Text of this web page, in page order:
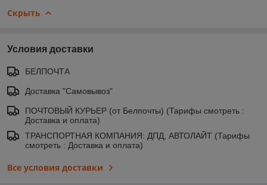
Скрыть
Условия доставки
БЕЛПОЧТА
Доставка "Самовывоз"
ПОЧТОВЫЙ КУРЬЕР (от Белпочты) (Тарифы смотреть :
Доставка и оплата)
ТРАНСПОРТНАЯ КОМПАНИЯ: ДПД, АВТОЛАЙТ (Тарифы
смотреть : Доставка и оплата)
Все условия доставки